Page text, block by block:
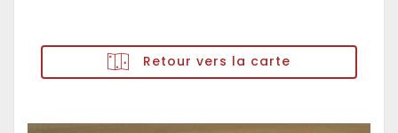
Retour vers la carte